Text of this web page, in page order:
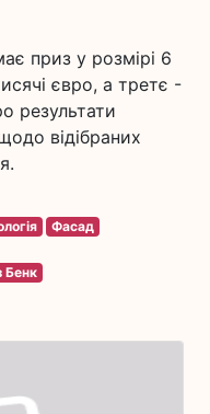
приз у розмірі 6
євро, а третє -
результати
відібраних
Фасад
Бенк